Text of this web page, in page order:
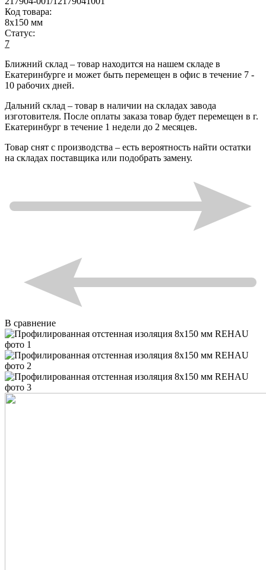
Код товара:
8x150 мм
Статус:
7
Ближний склад – товар находится на нашем складе в
Екатеринбурге и может быть перемещен в офис в течение 7 -
10 рабочих дней.
Дальний склад – товар в наличии на складах завода
изготовителя. После оплаты заказа товар будет перемещен в г.
Екатеринбург в течение 1 недели до 2 месяцев.
Товар снят с производства – есть вероятность найти остатки
на складах поставщика или подобрать замену.
В сравнение